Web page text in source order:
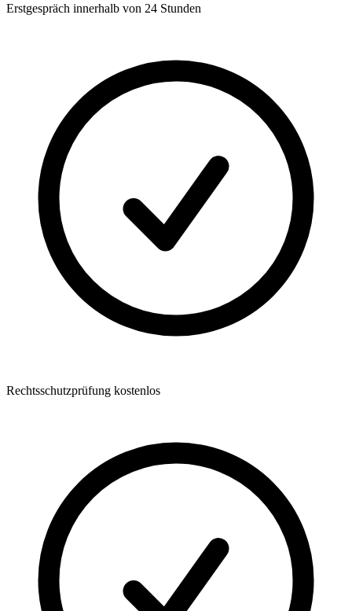
Erstgespräch innerhalb von 24 Stunden
Rechtsschutzprüfung kostenlos